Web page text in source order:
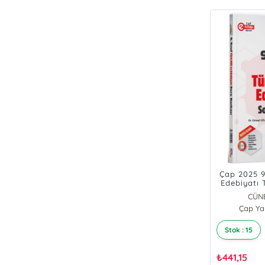
Çap 2025
Edebiyatı
N.
Çap
Stok : 15
₺441,15